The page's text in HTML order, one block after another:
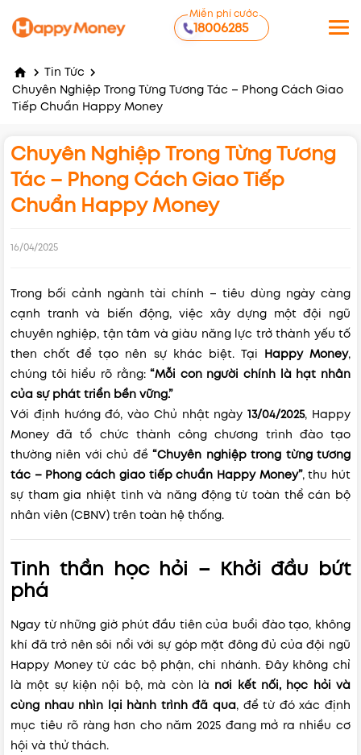
Miễn phí cước
18006285
Tin Tức
Chuyên Nghiệp Trong Từng Tương Tác – Phong Cách Giao
Tiếp Chuẩn Happy Money
Chuyên Nghiệp Trong Từng Tương
Tác – Phong Cách Giao Tiếp
Chuẩn Happy Money
16/04/2025
Trong bối cảnh ngành tài chính – tiêu dùng ngày càng
cạnh tranh và biến động, việc xây dựng một đội ngũ
chuyên nghiệp, tận tâm và giàu năng lực trở thành yếu tố
then chốt để tạo nên sự khác biệt. Tại Happy Money,
chúng tôi hiểu rõ rằng:“Mỗi con người chính là hạt nhân
của sự phát triển bền vững.”
Với định hướng đó, vào Chủ nhật ngày 13/04/2025, Happy
Money đã tổ chức thành công chương trình đào tạo
thường niên với chủ đề“Chuyên nghiệp trong từng tương
tác – Phong cách giao tiếp chuẩn Happy Money”, thu hút
sự tham gia nhiệt tình và năng động từ toàn thể cán bộ
nhân viên (CBNV) trên toàn hệ thống.
Tinh thần học hỏi – Khởi đầu bứt
phá
Ngay từ những giờ phút đầu tiên của buổi đào tạo, không
khí đã trở nên sôi nổi với sự góp mặt đông đủ của đội ngũ
Happy Money từ các bộ phận, chi nhánh. Đây không chỉ
là một sự kiện nội bộ, mà còn là nơi kết nối, học hỏi và
cùng nhau nhìn lại hành trình đã qua, để từ đó xác định
mục tiêu rõ ràng hơn cho năm 2025 đang mở ra nhiều cơ
hội và thử thách.